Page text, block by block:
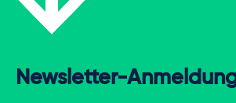
Newsletter-